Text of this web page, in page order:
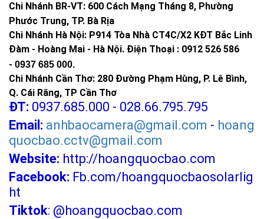
Chi Nhánh BR-VT: 600 Cách Mạng Tháng 8, Phường
Phước Trung, TP. Bà Rịa
Chi Nhánh Hà Nội: P914 Tòa Nhà CT4C/X2 KĐT Bắc Linh
Đàm - Hoàng Mai - Hà Nội. Điện Thoại : 0912 526 586
- 0937 685 000.
Chi Nhánh Cần Thơ: 280 Đường Phạm Hùng, P. Lê Bình,
Q. Cái Răng, TP Cần Thơ
ĐT: 0937.685.000 - 028.66.795.795
Email: anhbaocamera@gmail.com - hoang
quocbao.cctv@gmail.com
Website: http://hoangquocbao.com
Facebook: Fb.com/hoangquocbaosolarlig
ht
Tiktok: @hoangquocbao.com